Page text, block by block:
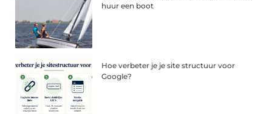
huur een boot
Hoe verbeter je je site structuur voor
Google?